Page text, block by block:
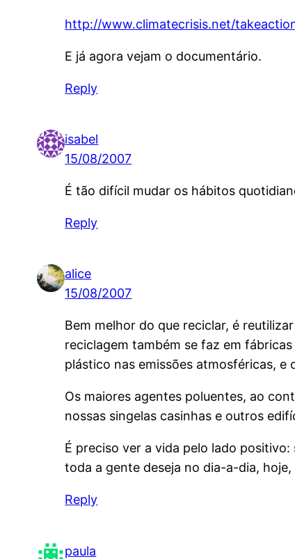
http://www.climatecrisis.net/
E já agora vejam o documentário.
Reply
isabel
15/08/2007
É tão difícil mudar os hábitos
Reply
alice
15/08/2007
Bem melhor do que reciclar, é
reciclagem também se faz em
plástico nas emissões atmosféricas,
Os maiores agentes poluentes, ao
nossas singelas casinhas e outros
É preciso ver a vida pelo lado
toda a gente deseja no dia-a-dia,
Reply
paula